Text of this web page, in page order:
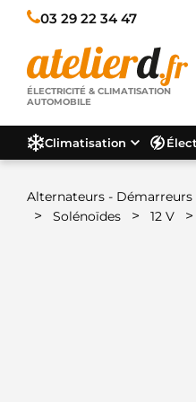
03 29 22 34 47
ÉLECTRICITÉ & CLIMATISATION
AUTOMOBILE
Climatisation
Alternateurs - Démarreurs
> Solénoïdes > 12 V >